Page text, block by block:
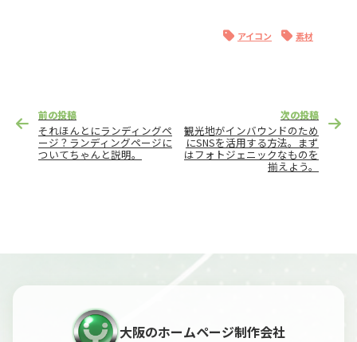
アイコン 素材
稿
前の投稿
それほんとにランディングペ
ージ？ランディングページに
ついてちゃんと説明。
次の投稿
観光地がインバウンドのため
にSNSを活用する方法。まず
はフォトジェニックなものを
揃えよう。
大阪のホームページ制作会社